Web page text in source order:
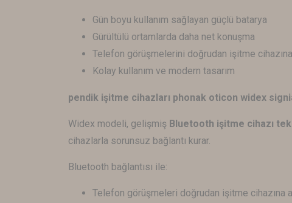
Gün boyu kullanım sağlayan güçlü batarya
Gürültülü ortamlarda daha net konuşma
Telefon görüşmelerini doğrudan işitme
Kolay kullanım ve modern tasarım
pendik işitme cihazları phonak oticon widex
Widex modeli, gelişmiş Bluetooth işitme cihazı
cihazlarla sorunsuz bağlantı kurar.
Bluetooth bağlantısı ile:
Telefon görüşmeleri doğrudan işitme cihazına